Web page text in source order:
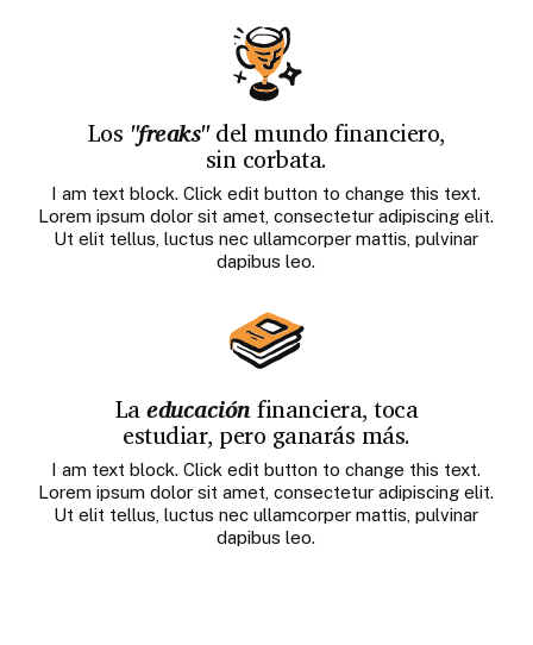
Los "freaks"del mundo financiero,
sin corbata.
I am text block. Click edit button to change this text.
Lorem ipsum dolor sit amet, consectetur adipiscing elit.
Ut elit tellus, luctus nec ullamcorper mattis, pulvinar
dapibus leo.
Laeducaciónfinanciera, toca
estudiar, pero ganarás más.
I am text block. Click edit button to change this text.
Lorem ipsum dolor sit amet, consectetur adipiscing elit.
Ut elit tellus, luctus nec ullamcorper mattis, pulvinar
dapibus leo.